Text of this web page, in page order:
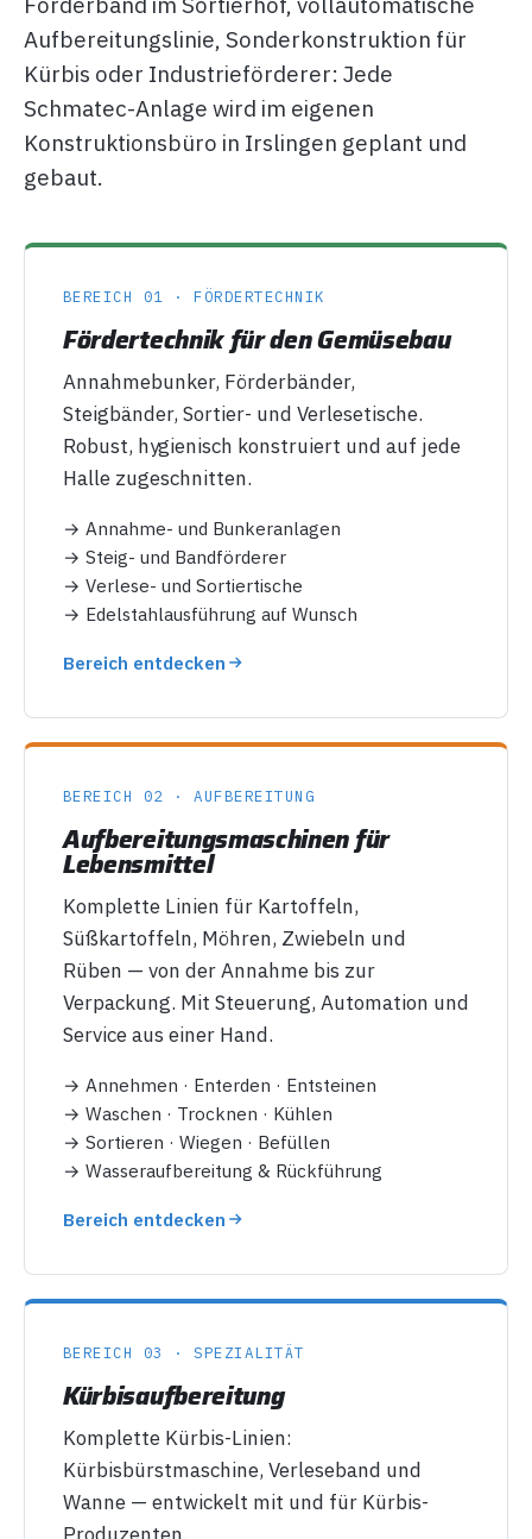
Aufbereitungslinie, Sonderkonstruktion für
Kürbis oder Industrie­förderer: Jede
Schmatec-Anlage wird im eigenen
Konstruktionsbüro in Irslingen geplant und
gebaut.
BEREICH 01 · FÖRDERTECHNIK
Fördertechnik für den Gemüsebau
Annahmebunker, Förderbänder,
Steigbänder, Sortier- und Verlesetische.
Robust, hygienisch konstruiert und auf jede
Halle zugeschnitten.
→ Annahme- und Bunkeranlagen
→ Steig- und Bandförderer
→ Verlese- und Sortiertische
→ Edelstahlausführung auf Wunsch
Bereich entdecken
BEREICH 02 · AUFBEREITUNG
Aufbereitungsmaschinen für
Lebensmittel
Komplette Linien für Kartoffeln,
Süßkartoffeln, Möhren, Zwiebeln und
Rüben — von der Annahme bis zur
Verpackung. Mit Steuerung, Automation und
Service aus einer Hand.
→ Annehmen · Enterden · Entsteinen
→ Waschen · Trocknen · Kühlen
→ Sortieren · Wiegen · Befüllen
→ Wasseraufbereitung & Rückführung
Bereich entdecken
BEREICH 03 · SPEZIALITÄT
Kürbisaufbereitung
Komplette Kürbis-Linien:
Kürbisbürstmaschine, Verleseband und
Wanne — entwickelt mit und für Kürbis-